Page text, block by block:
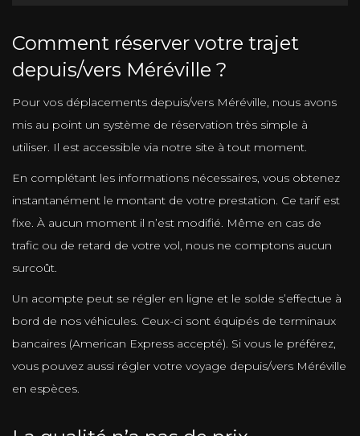
Comment réserver votre trajet
depuis/vers Méréville ?
Pour vos déplacements depuis/vers Méréville, nous avons
mis au point un système de réservation très simple à
utiliser. Il est accessible via notre site à tout moment.
En complétant les informations nécessaires, vous obtenez
instantanément le montant de votre prestation. Ce tarif est
fixe. À aucun moment il n’est modifié. Même en cas de
trafic ou de retard de votre vol, nous ne comptons aucun
surcoût.
Un acompte peut se régler en ligne et le solde s’effectue à
bord de nos véhicules. Ceux-ci sont équipés de terminaux
bancaires (American Express accepté). Si vous le préférez,
vous pouvez aussi régler votre voyage depuis/vers Méréville
en espèces.